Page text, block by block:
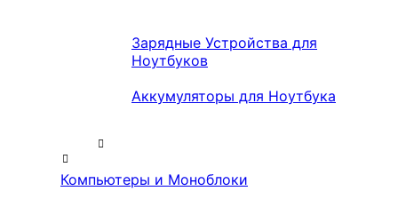
Зарядные Устройства для
Ноутбуков
Аккумуляторы для Ноутбука
Компьютеры и Моноблоки